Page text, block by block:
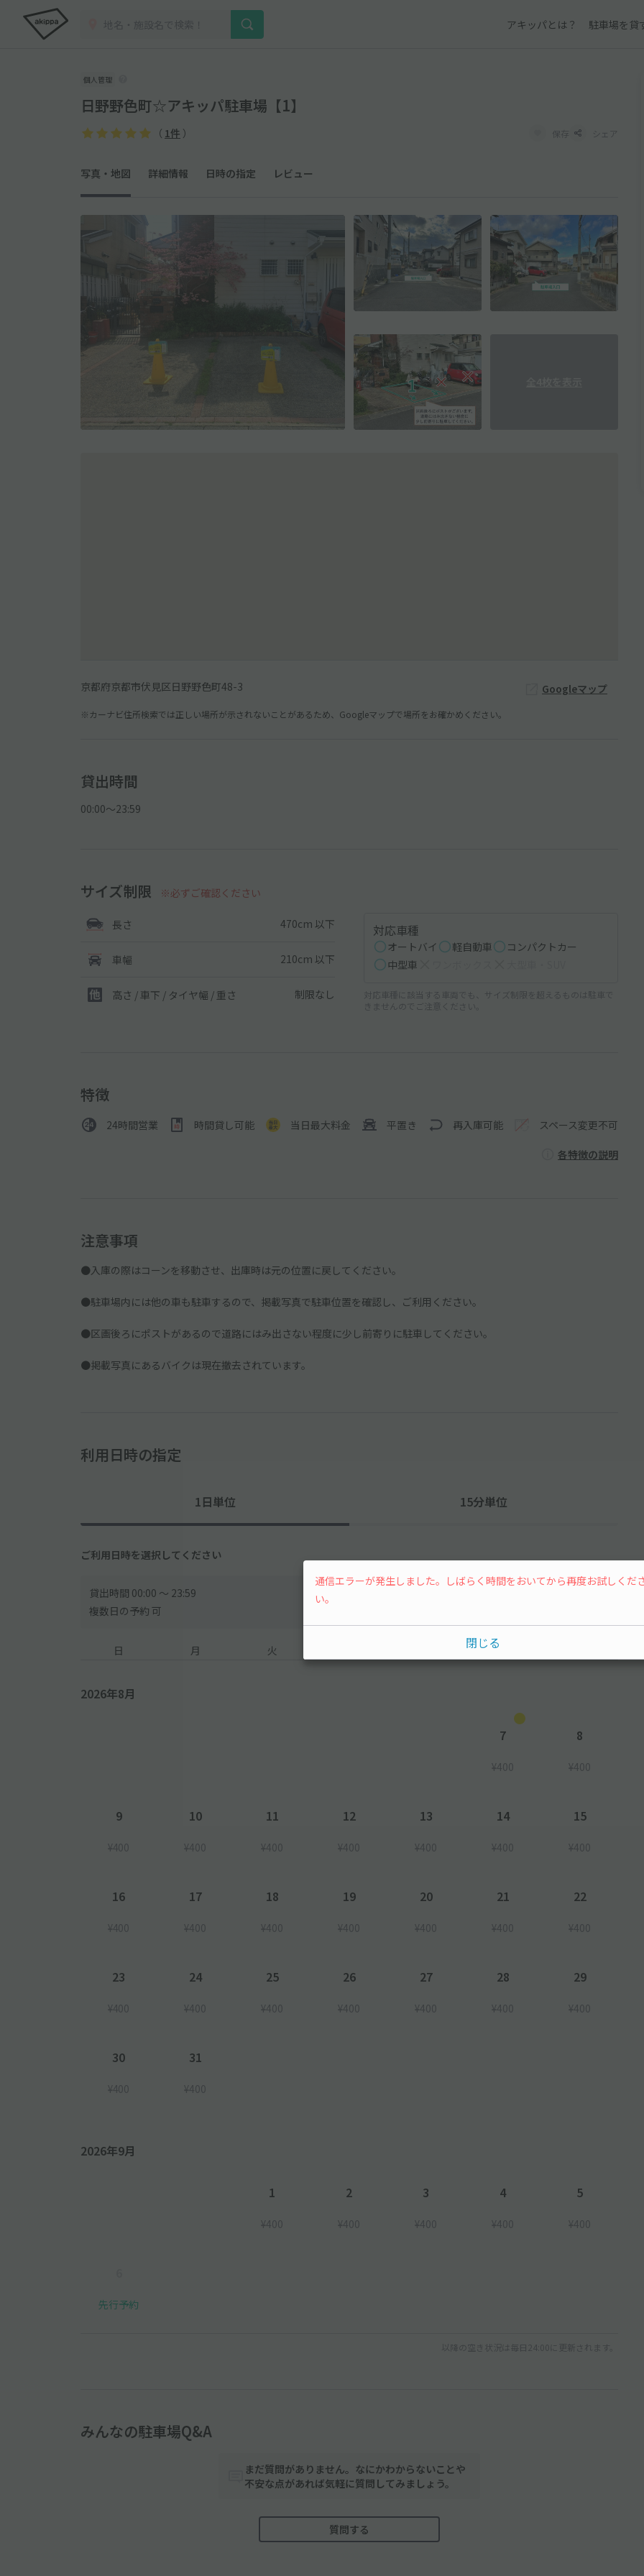
アキッパとは？ 駐車場を貸
個人管理
日野野色町☆アキッパ駐車場【1】
（ 1件 ） 保存 シェア
写真・地図 詳細情報 日時の指定 レビュー
京都府京都市伏見区日野野色町48-3 Googleマップ
※カーナビ住所検索では正しい場所が示されないことがあるため、Googleマップで場所をお確かめください。
貸出時間
00:00〜23:59
サイズ制限 ※必ずご確認ください
長さ 470cm 以下
車幅 210cm 以下
高さ / 車下 / タイヤ幅 / 重さ 制限なし
対応車種
オートバイ 軽自動車
コンパクトカー
中型車
対応車種に該当する車両でも、サイズ制限を超えるものは駐車で
きませんのでご注意ください。
特徴
24時間営業 時間貸し可能 当日最大料金 平置き 再入庫可能 スペース変更不可
各特徴の説明
注意事項
●入庫の際はコーンを移動させ、出庫時は元の位置に戻してください。
●駐車場内には他の車も駐車するので、掲載写真で駐車位置を確認し、ご利用ください。
●区画後ろにポストがあるので道路にはみ出さない程度に少し前寄りに駐車してください。
●掲載写真にあるバイクは現在撤去されています。
利用日時の指定
1日単位 15分単位
ご利用日時を選択してください
貸出時間 00:00 〜 23:59
複数日の予約 可
日 月 火 金
2026年8月
7
¥400
8
¥400
9
¥400
10
¥400
11
¥400
12
¥400
13
¥400
14
¥400
15
¥400
16
¥400
17
¥400
18
¥400
19
¥400
20
¥400
21
¥400
22
¥400
23
¥400
24
¥400
25
¥400
26
¥400
27
¥400
28
¥400
29
¥400
30
¥400
31
¥400
2026年9月
1
¥400
2
¥400
3
¥400
4
¥400
5
¥400
先行予約
以降の空き状況は毎日24:00に更新されます。
みんなの駐車場Q&A
まだ質問がありません。なにかわからないことや
不安な点があれば気軽に質問してみましょう。
質問する
通信エラーが発生しました。しばらく時間をおいてから再度お試しくだ
い。
閉じる